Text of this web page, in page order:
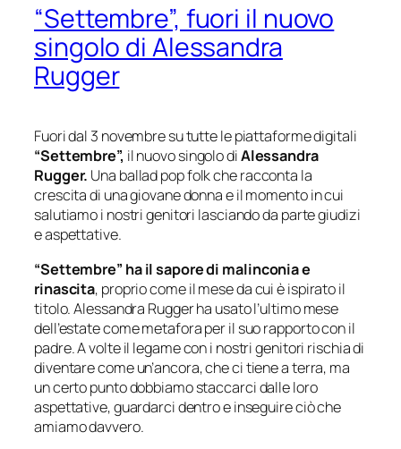
“Settembre”, fuori il nuovo
singolo di Alessandra
Rugger
Fuori dal 3 novembre su tutte le piattaforme digitali
“Settembre”, il nuovo singolo diAlessandra
Rugger. Una ballad pop folk che racconta la
crescita di una giovane donna e il momento in cui
salutiamo i nostri genitori lasciando da parte giudizi
e aspettative.
“Settembre” ha il sapore di malinconia e
rinascita, proprio come il mese da cui è ispirato il
titolo. Alessandra Rugger ha usato l’ultimo mese
dell’estate come metafora per il suo rapporto con il
padre. A volte il legame con i nostri genitori rischia di
diventare come un’ancora, che ci tiene a terra, ma
un certo punto dobbiamo staccarci dalle loro
aspettative, guardarci dentro e inseguire ciò che
amiamo davvero.